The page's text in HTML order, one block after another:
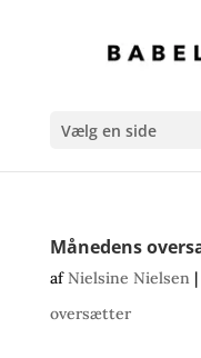
Vælg en side
Månedens
afNielsine Nielsen|
oversætter